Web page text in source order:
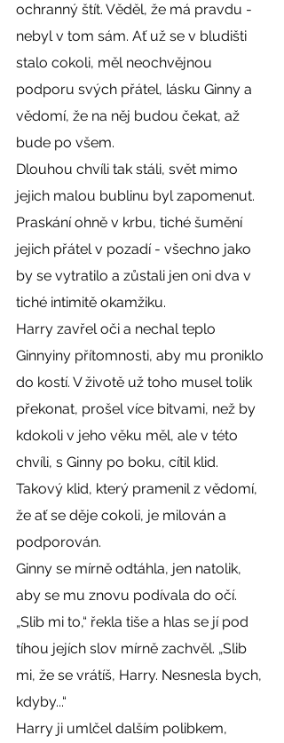
ochranný štít. Věděl, že má pravdu -
nebyl v tom sám. Ať už se v bludišti
stalo cokoli, měl neochvějnou
podporu svých přátel, lásku Ginny a
vědomí, že na něj budou čekat, až
bude po všem.
Dlouhou chvíli tak stáli, svět mimo
jejich malou bublinu byl zapomenut.
Praskání ohně v krbu, tiché šumění
jejich přátel v pozadí - všechno jako
by se vytratilo a zůstali jen oni dva v
tiché intimitě okamžiku.
Harry zavřel oči a nechal teplo
Ginnyiny přítomnosti, aby mu proniklo
do kostí. V životě už toho musel tolik
překonat, prošel více bitvami, než by
kdokoli v jeho věku měl, ale v této
chvíli, s Ginny po boku, cítil klid.
Takový klid, který pramenil z vědomí,
že ať se děje cokoli, je milován a
podporován.
Ginny se mírně odtáhla, jen natolik,
aby se mu znovu podívala do očí.
„Slib mi to,“ řekla tiše a hlas se jí pod
tíhou jejích slov mírně zachvěl. „Slib
mi, že se vrátíš, Harry. Nesnesla bych,
kdyby...“
Harry ji umlčel dalším polibkem,